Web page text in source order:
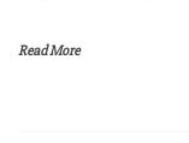
Read More